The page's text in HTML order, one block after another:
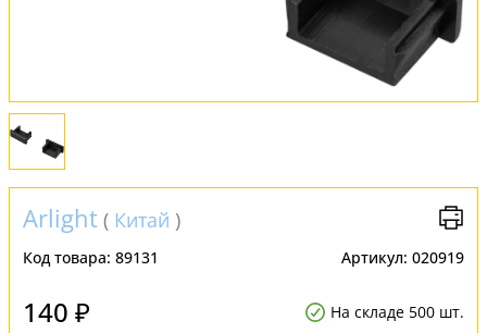
Arlight ( Китай )
Код товара: 89131 Артикул: 020919
140 ₽ На складе 500 шт.